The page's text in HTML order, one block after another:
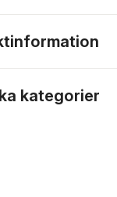
kategorier